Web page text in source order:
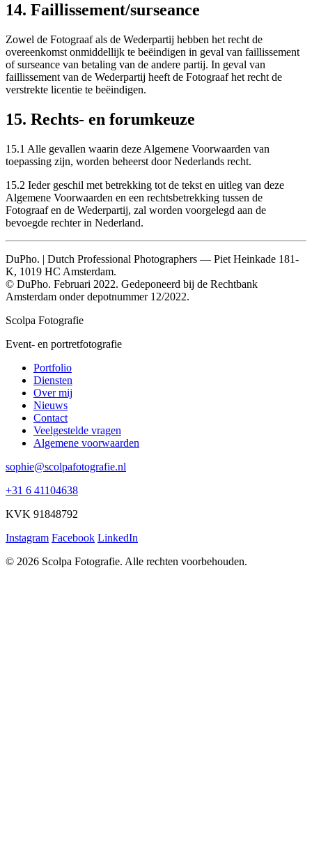
14. Faillissement/surseance
Zowel de Fotograaf als de Wederpartij hebben het recht de
overeenkomst onmiddellijk te beëindigen in geval van faillissement
of surseance van betaling van de andere partij. In geval van
faillissement van de Wederpartij heeft de Fotograaf het recht de
verstrekte licentie te beëindigen.
15. Rechts- en forumkeuze
15.1 Alle gevallen waarin deze Algemene Voorwaarden van
toepassing zijn, worden beheerst door Nederlands recht.
15.2 Ieder geschil met betrekking tot de tekst en uitleg van deze
Algemene Voorwaarden en een rechtsbetrekking tussen de
Fotograaf en de Wederpartij, zal worden voorgelegd aan de
bevoegde rechter in Nederland.
DuPho. | Dutch Professional Photographers — Piet Heinkade 181-
K, 1019 HC Amsterdam.
© DuPho. Februari 2022. Gedeponeerd bij de Rechtbank
Amsterdam onder depotnummer 12/2022.
Scolpa Fotografie
Event- en portretfotografie
Portfolio
Diensten
Over mij
Nieuws
Contact
Veelgestelde vragen
Algemene voorwaarden
sophie@scolpafotografie.nl
+31 6 41104638
KVK 91848792
Instagram Facebook LinkedIn
© 2026 Scolpa Fotografie. Alle rechten voorbehouden.